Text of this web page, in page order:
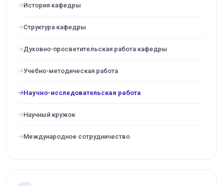
История кафедры
Структура кафедры
Духовно-просветительская работа кафедры
Учебно-методическая работа
Научно-исследовательская работа
Научный кружок
Международное сотрудничество